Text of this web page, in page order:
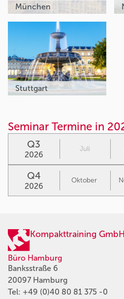
München
Stuttgart
Seminar Termine in
Q3
2026
Juli
Q4
2026
Oktober
Kompakttraining
Büro Hamburg
Banksstraße 6
20097 Hamburg
Tel: +49 (0)40 80 81 375 -0